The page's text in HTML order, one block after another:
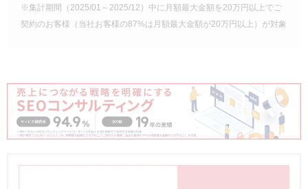
※集計期間（2025/01～2025/12）中に月額最大金額を20万円以上でご
契約のお客様（当社お客様の87%は月額最大金額が20万円以上）が対象